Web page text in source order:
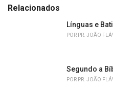
e
Relacionados
Línguas e
POR PR. JOÃO
Segundo a
POR PR. JOÃO